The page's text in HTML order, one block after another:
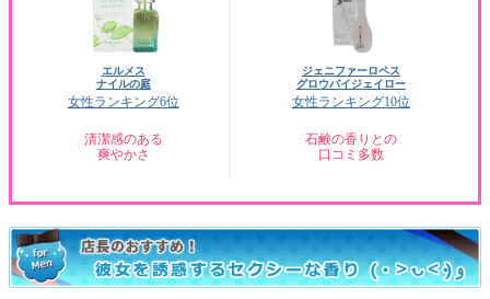
エルメス
ナイルの庭
女性ランキング6位
清潔感のある
爽やかさ
ジェニファーロペス
グロウバイジェイロー
女性ランキング10位
石鹸の香りとの
口コミ多数